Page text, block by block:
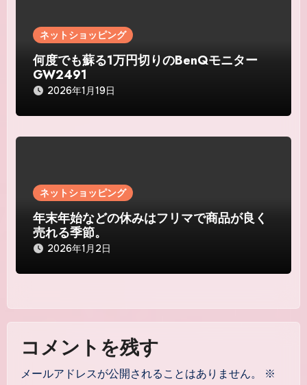
ネットショッピング
何度でも蘇る1万円切りのBenQモニター
GW2491
2026年1月19日
ネットショッピング
年末年始などの休みはフリマで商品が良く
売れる季節。
2026年1月2日
コメントを残す
メールアドレスが公開されることはありません。
※